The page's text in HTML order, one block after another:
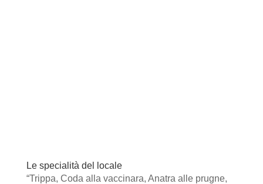
Le specialità del locale
“Trippa, Coda alla vaccinara, Anatra alle prugne,